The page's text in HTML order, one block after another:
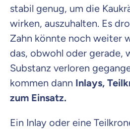
stabil genug, um die
wirken, auszuhalten. Es
Zahn könnte noch weiter
das, obwohl oder gerade,
Substanz verloren
kommen dann Inlays,
zum Einsatz.
Ein Inlay oder eine